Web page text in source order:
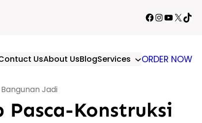
Facebook
Instagram
YouTube
X
UsAbout UsBlogServices ORDER NOW
Jadi
Pasca-Konstruksi